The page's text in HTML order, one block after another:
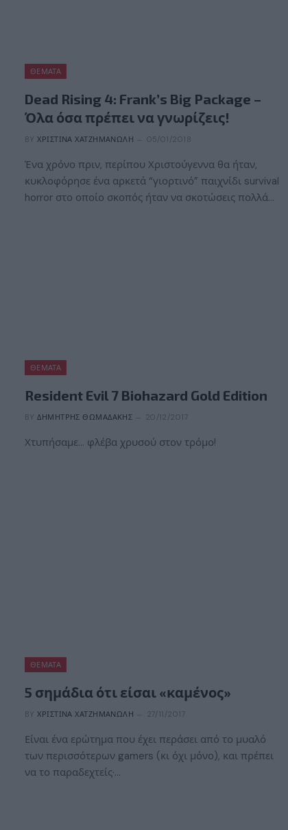
ΘΈΜΑΤΑ
Dead Rising 4: Frank’s Big Package –
Όλα όσα πρέπει να γνωρίζεις!
BY ΧΡΙΣΤΊΝΑ ΧΑΤΖΗΜΑΝΏΛΗ 05/01/2018
Ένα χρόνο πριν, περίπου Χριστούγεννα θα ήταν,
κυκλοφόρησε ένα αρκετά “γιορτινό” παιχνίδι survival
horror στο οποίο σκοπός ήταν να σκοτώσεις πολλά…
ΘΈΜΑΤΑ
Resident Evil 7 Biohazard Gold Edition
BY ΔΗΜΉΤΡΗΣ ΘΩΜΑΔΆΚΗΣ 20/12/2017
Χτυπήσαμε… φλέβα χρυσού στον τρόμο!
ΘΈΜΑΤΑ
5 σημάδια ότι είσαι «καμένος»
BY ΧΡΙΣΤΊΝΑ ΧΑΤΖΗΜΑΝΏΛΗ 27/11/2017
Είναι ένα ερώτημα που έχει περάσει από το μυαλό
των περισσότερων gamers (κι όχι μόνο), και πρέπει
να το παραδεχτείς·…